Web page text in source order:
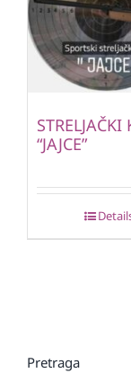
STRELJAČKI
“JAJCE”
Pretraga